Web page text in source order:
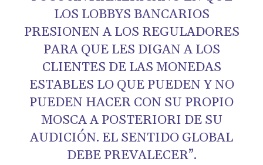
LOS LOBBYS BANCARIOS
PRESIONEN A LOS REGULADORES
PARA QUE LES DIGAN A LOS
CLIENTES DE LAS MONEDAS
ESTABLES LO QUE PUEDEN Y NO
PUEDEN HACER CON SU PROPIO
MOSCA A POSTERIORI DE SU
AUDICIÓN. EL SENTIDO GLOBAL
DEBE PREVALECER”.